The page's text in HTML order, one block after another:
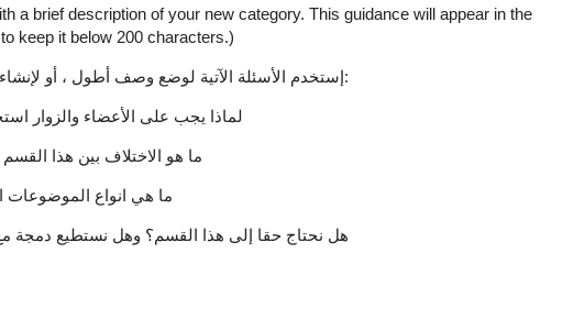
a brief description of your new category. This guidance will appear in the
keep it below 200 characters.)
إستخدم الأسئلة الآتية لوضع وصف أطول ، أو لإنشاء تعليمات او قوانين للقسم الجديد:
لماذا يجب على الأعضاء والزوار
ما هو الاختلاف بين هذا القسم
ما هي انواع
هل نحتاج حقا إلى هذا القسم؟ وهل نستطيع دمجة